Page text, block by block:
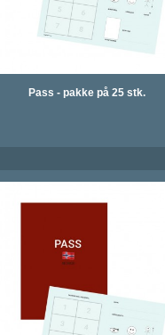
Pass - pakke på 25 stk.